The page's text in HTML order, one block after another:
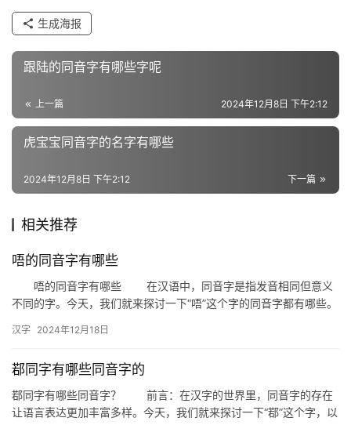
组
反
词
义
词
拼
生成海报
跟陆的同音字有哪些字呢
上一篇 2024年12月8日 下午2:12
虎宝宝同音字的名字有哪些
下一篇
2024年12月8日 下午2:12
相关推荐
唔的同音字有哪些
唔的同音字有哪些 在汉语中，同音字是指发音相同但意义
不同的字。今天，我们就来探讨一下“唔”这个字的同音字都有哪些。
汉字 2024年12月18日
鄀同字有哪些同音字的
鄀同字有哪些同音字？ 前言：在汉字的世界里，同音字的存在
让语言表达更加丰富多样。今天，我们就来探讨一下“鄀”这个字，以